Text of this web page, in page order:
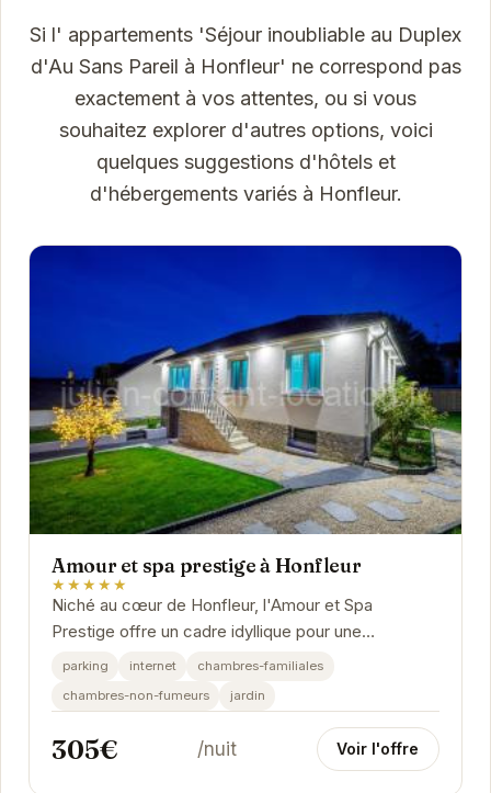
Si l' appartements 'Séjour inoubliable au Duplex
d'Au Sans Pareil à Honfleur' ne correspond pas
exactement à vos attentes, ou si vous
souhaitez explorer d'autres options, voici
quelques suggestions d'hôtels et
d'hébergements variés à Honfleur.
Amour et spa prestige à Honfleur
★★★★★
Niché au cœur de Honfleur, l'Amour et Spa
Prestige offre un cadre idyllique pour une
escapade romantique. Profitez d'un moment de
parking internet
chambres-familiales
chambres-non-fumeurs
jardin
305€ /nuit Voir l'offre